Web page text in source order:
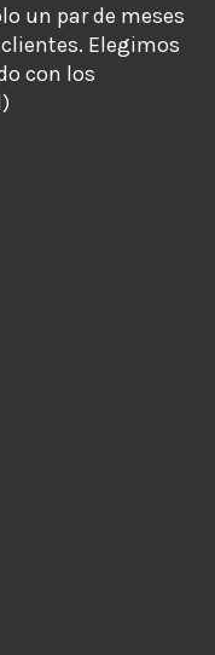
un par de meses
Elegimos
con los